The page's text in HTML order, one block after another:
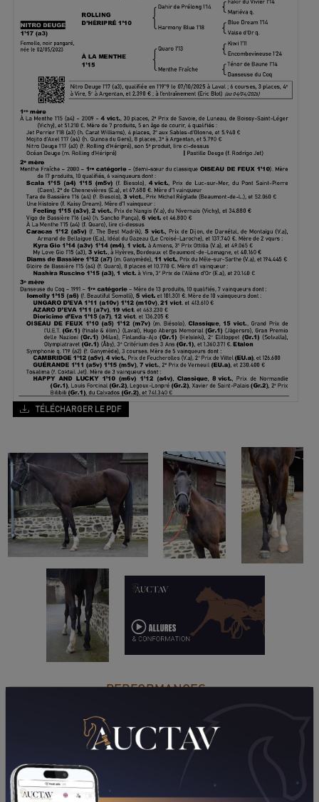
TÉLÉCHARGER LE PDF
PERFORMANCES
3ÈMEPRIX DE GOBERNADOR (STRASBOURG)
MICHEL-PONTORSON)
06/04/26 5ÈME
PRIX HYPER U BLAIN (BLAIN-BOUVRON-LE
GAVRE)